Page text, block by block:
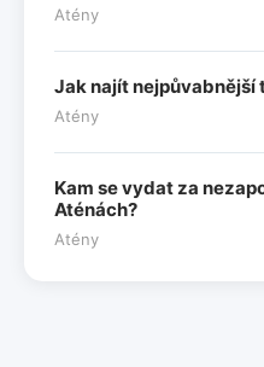
Atény
Jak najít nejpůvabnější
Atény
Kam se vydat za
Aténách?
Atény